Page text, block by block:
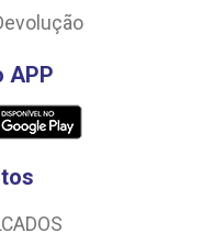
APP